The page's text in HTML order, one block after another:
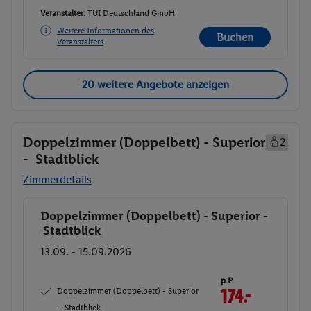
Veranstalter: TUI Deutschland GmbH
Weitere Informationen des
Veranstalters
Buchen
20 weitere Angebote anzeigen
Doppelzimmer (Doppelbett) - Superior
- Stadtblick
2
Zimmerdetails
Buchen
Doppelzimmer (Doppelbett) - Superior -
Stadtblick
13.09. - 15.09.2026
Doppelzimmer (Doppelbett) - Superior
- Stadtblick
p.P.
174.-